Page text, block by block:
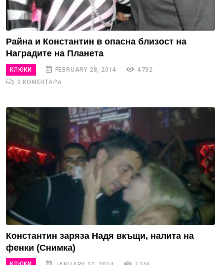
Райна и Константин в опасна близост на
Наградите на Планета
КЛЮКИ FEBRUARY 28, 2014
4732
0 КОМЕНТАРА
Константин заряза Надя вкъщи, налита на
фенки (Снимка)